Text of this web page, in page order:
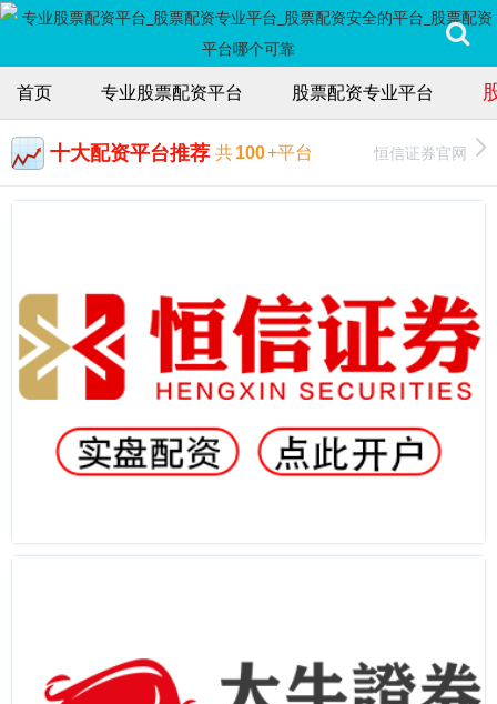
首页 专业股票配资平台 股票配资专业平台
十大配资平台推荐 共100+平台 恒信证券官网